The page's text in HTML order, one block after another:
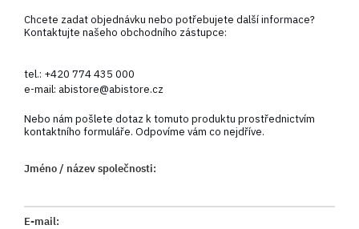
Chcete zadat objednávku nebo potřebujete další informace?
Kontaktujte našeho obchodního zástupce:
tel.: +420 774 435 000
e-mail: abistore@abistore.cz
Nebo nám pošlete dotaz k tomuto produktu prostřednictvím
kontaktního formuláře. Odpovíme vám co nejdříve.
Jméno / název společnosti:
E-mail: